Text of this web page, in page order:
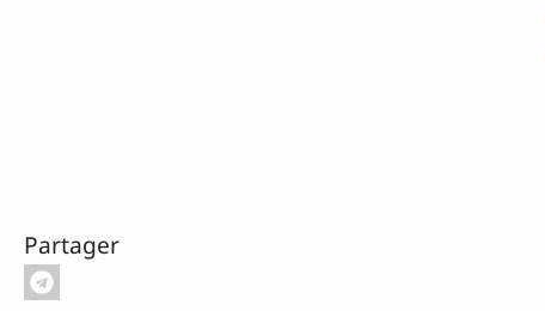
Partager